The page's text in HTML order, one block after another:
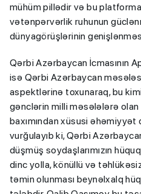
mühüm pillədir və bu
vətənpərvərlik ruhunun
dünyagörüşlərinin
Qərbi Azərbaycan İcmasının
isə Qərbi Azərbaycan
aspektlərinə toxunaraq, bu
gənclərin milli məsələlərə
baxımından xüsusi əhəmiyyət
vurğulayıb ki, Qərbi
düşmüş soydaşlarımızın
dinc yolla, könüllü və təhlükəsiz
təmin olunması beynəlxalq